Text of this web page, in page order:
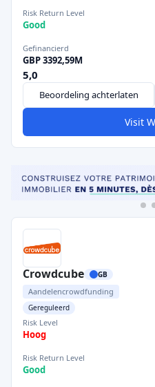
Risk Return Level
Good
Gefinancierd
GBP 3392,59M
5,0
Beoordeling achterlaten
Visit
Crowdcube GB
Aandelencrowdfunding
Gereguleerd
Risk Level
Hoog
Risk Return Level
Good